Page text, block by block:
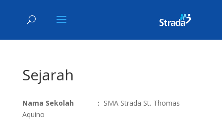
Sejarah
Nama Sekolah : SMA Strada St. Thomas
Aquino